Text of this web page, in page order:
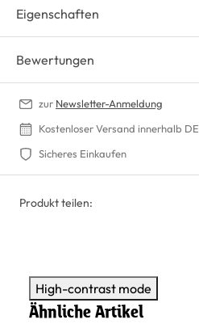
Eigenschaften
Bewertungen
zur Newsletter-Anmeldung
Kostenloser Versand innerhalb DE
Sicheres Einkaufen
Produkt teilen:
High-contrast mode
Ähnliche Artikel